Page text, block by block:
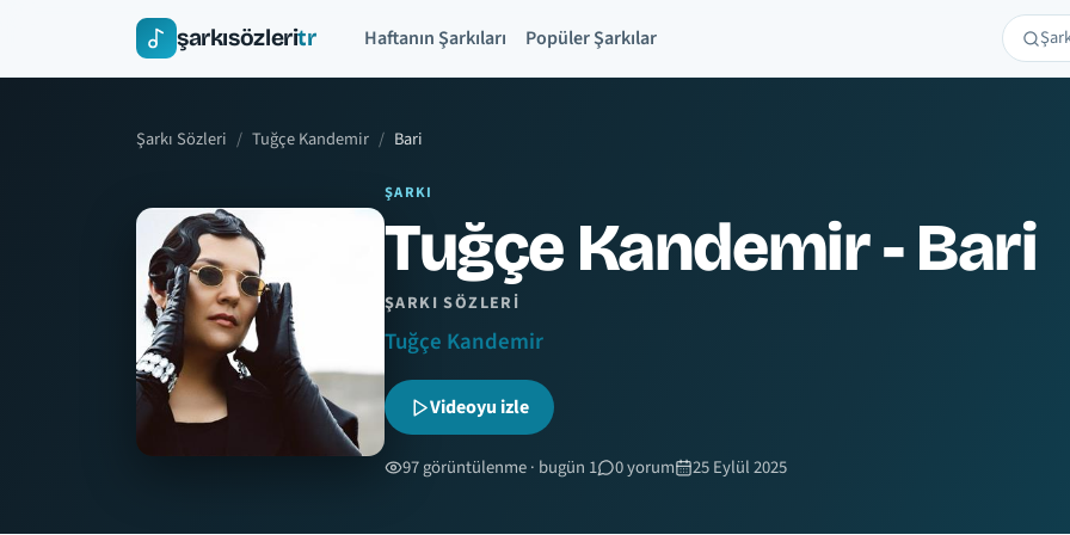
şarkısözleritr Haftanın Şarkıları Popüler Şarkılar Ara
Şarkı Sözleri Tuğçe Kandemir Bari
ŞARKI
Tuğçe Kandemir - Bari
ŞARKI SÖZLERI
Tuğçe Kandemir
Videoyu izle
97 görüntülenme · bugün 1 0 yorum 25 Eylül 2025